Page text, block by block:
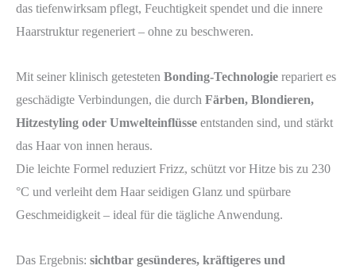
das tiefenwirksam pflegt, Feuchtigkeit spendet und die innere
Haarstruktur regeneriert – ohne zu beschweren.
Mit seiner klinisch getesteten Bonding-Technologie repariert es
geschädigte Verbindungen, die durch Färben, Blondieren,
Hitzestyling oder Umwelteinflüsse entstanden sind, und stärkt
das Haar von innen heraus.
Die leichte Formel reduziert Frizz, schützt vor Hitze bis zu 230
°C und verleiht dem Haar seidigen Glanz und spürbare
Geschmeidigkeit – ideal für die tägliche Anwendung.
Das Ergebnis: sichtbar gesünderes, kräftigeres und